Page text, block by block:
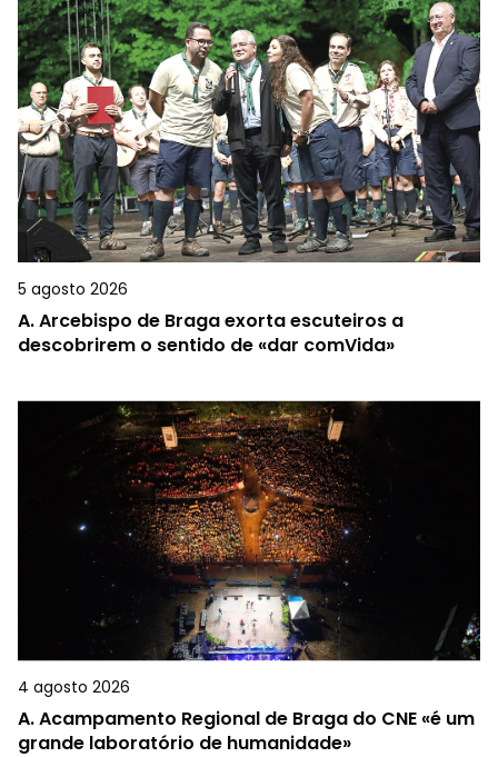
5 agosto 2026
A.Arcebispo de Braga exorta escuteiros a
descobrirem o sentido de «dar comVida»
4 agosto 2026
A.Acampamento Regional de Braga do CNE «é um
grande laboratório de humanidade»